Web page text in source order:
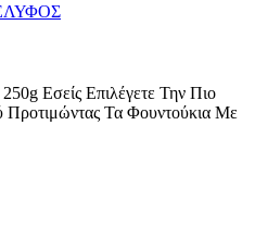
Εσείς Επιλέγετε Την Πιο
Τα Φουντούκια Με